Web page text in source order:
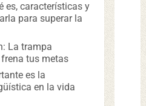
es, características y
para superar la
La trampa
tus metas
es la
en la vida